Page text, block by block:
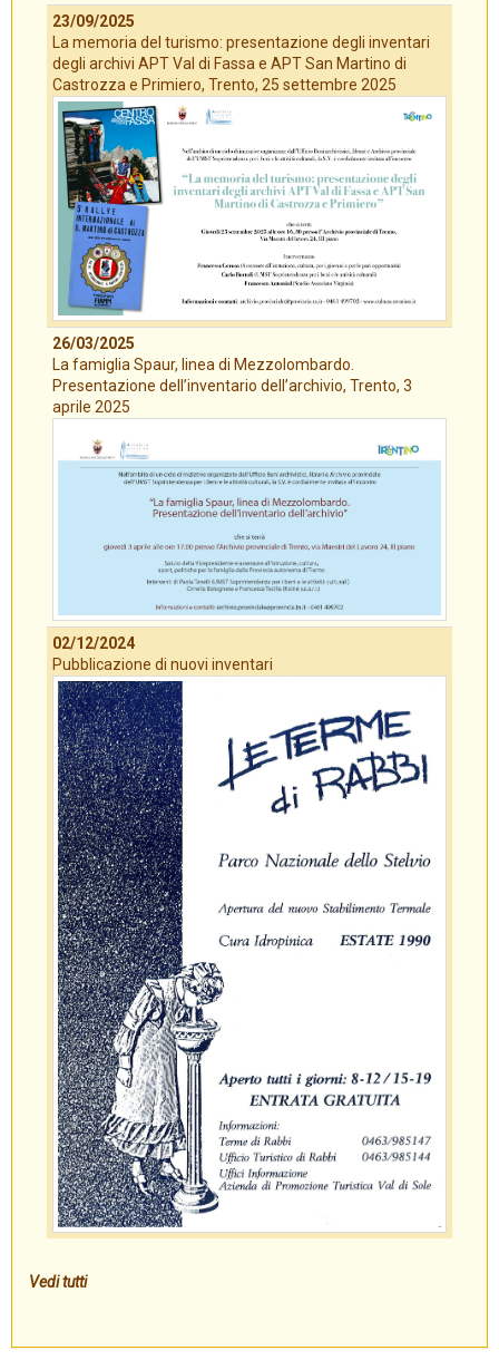
23/09/2025
La memoria del turismo: presentazione degli inventari
degli archivi APT Val di Fassa e APT San Martino di
Castrozza e Primiero, Trento, 25 settembre 2025
26/03/2025
La famiglia Spaur, linea di Mezzolombardo.
Presentazione dell’inventario dell’archivio, Trento, 3
aprile 2025
02/12/2024
Pubblicazione di nuovi inventari
Vedi tutti